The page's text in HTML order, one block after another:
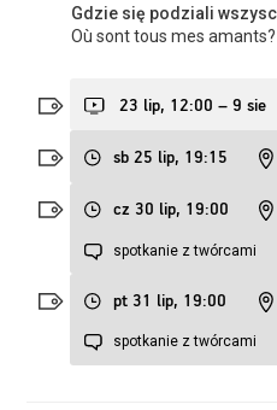
Gdzie się podziali
Où sont tous mes amants? /
sb 25 lip, 19:15
cz 30 lip, 19:00
spotkanie z twórcami
pt 31 lip, 19:00
spotkanie z twórcami
23 lip, 12:00 – 9 sie